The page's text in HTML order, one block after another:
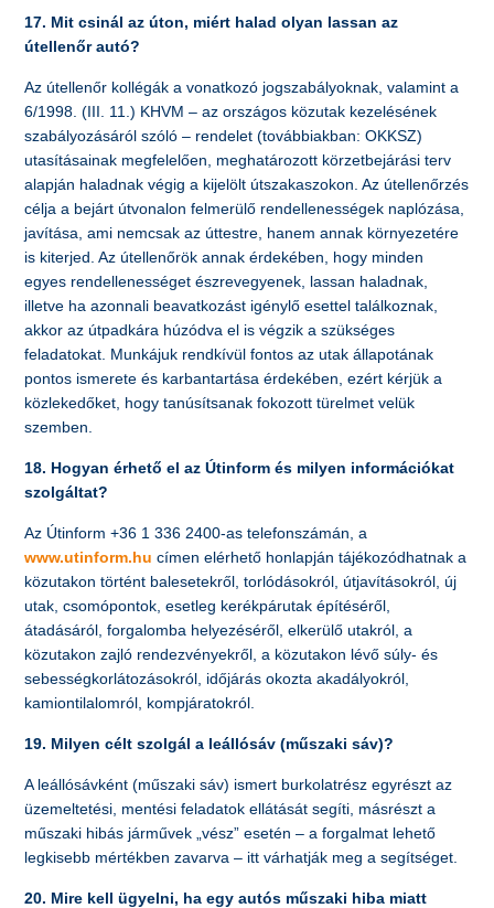
17. Mit csinál az úton, miért halad olyan lassan az
útellenőr autó?
Az útellenőr kollégák a vonatkozó jogszabályoknak, valamint a
6/1998. (III. 11.) KHVM – az országos közutak kezelésének
szabályozásáról szóló – rendelet (továbbiakban: OKKSZ)
utasításainak megfelelően, meghatározott körzetbejárási terv
alapján haladnak végig a kijelölt útszakaszokon. Az útellenőrzés
célja a bejárt útvonalon felmerülő rendellenességek naplózása,
javítása, ami nemcsak az úttestre, hanem annak környezetére
is kiterjed. Az útellenőrök annak érdekében, hogy minden
egyes rendellenességet észrevegyenek, lassan haladnak,
illetve ha azonnali beavatkozást igénylő esettel találkoznak,
akkor az útpadkára húzódva el is végzik a szükséges
feladatokat. Munkájuk rendkívül fontos az utak állapotának
pontos ismerete és karbantartása érdekében, ezért kérjük a
közlekedőket, hogy tanúsítsanak fokozott türelmet velük
szemben.
18. Hogyan érhető el az Útinform és milyen információkat
szolgáltat?
Az Útinform +36 1 336 2400-as telefonszámán, a
www.utinform.hu címen elérhető honlapján tájékozódhatnak a
közutakon történt balesetekről, torlódásokról, útjavításokról, új
utak, csomópontok, esetleg kerékpárutak építéséről,
átadásáról, forgalomba helyezéséről, elkerülő utakról, a
közutakon zajló rendezvényekről, a közutakon lévő súly- és
sebességkorlátozásokról, időjárás okozta akadályokról,
kamiontilalomról, kompjáratokról.
19. Milyen célt szolgál a leállósáv (műszaki sáv)?
A leállósávként (műszaki sáv) ismert burkolatrész egyrészt az
üzemeltetési, mentési feladatok ellátását segíti, másrészt a
műszaki hibás járművek „vész” esetén – a forgalmat lehető
legkisebb mértékben zavarva – itt várhatják meg a segítséget.
20. Mire kell ügyelni, ha egy autós műszaki hiba miatt